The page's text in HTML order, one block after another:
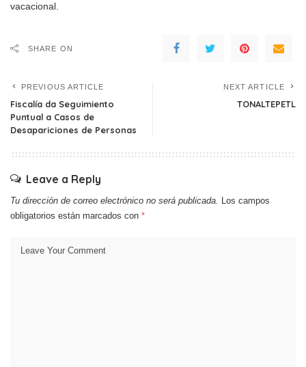
vacacional.
SHARE ON
PREVIOUS ARTICLE
Fiscalía da Seguimiento
Puntual a Casos de
Desapariciones de Personas
NEXT ARTICLE
TONALTEPETL
Leave a Reply
Tu dirección de correo electrónico no será publicada. Los campos
obligatorios están marcados con *